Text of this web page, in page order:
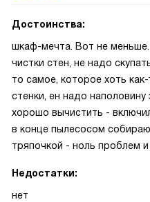
Достоинства:
шкаф-мечта. Вот не
чистки стен, не надо
то самое, которое хоть
стенки, ен надо
хорошо вычистить -
в конце пылесосом
тряпочкой - ноль проблем
Недостатки:
нет